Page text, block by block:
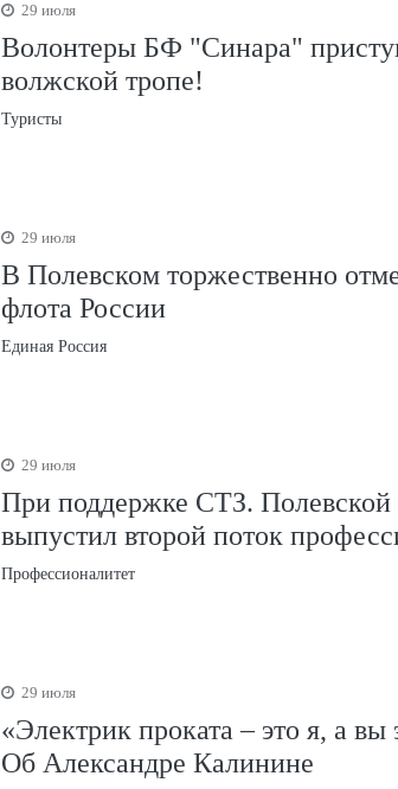
29 июля
Волонтеры БФ "Синара"
волжской тропе!
Туристы
29 июля
В Полевском торжественно
флота России
Единая Россия
29 июля
При поддержке СТЗ.
выпустил второй поток
Профессионалитет
29 июля
«Электрик проката – это я, а
Об Александре Калинине